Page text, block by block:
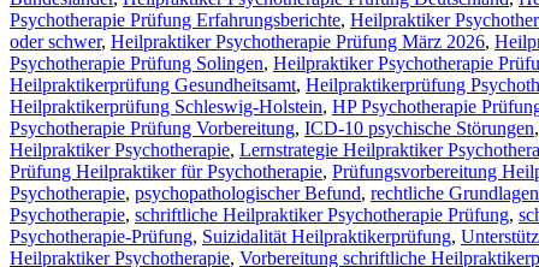
Psychotherapie Prüfung Erfahrungsberichte, Heilpraktiker
oder schwer, Heilpraktiker Psychotherapie Prüfung März 2026,
Psychotherapie Prüfung Solingen, Heilpraktiker Psychotherapie
Heilpraktikerprüfung Gesundheitsamt, Heilpraktikerprüfung
Heilpraktikerprüfung Schleswig-Holstein, HP Psychotherapie
Psychotherapie Prüfung Vorbereitung, ICD-10 psychische Störungen
Heilpraktiker Psychotherapie, Lernstrategie Heilpraktiker
Prüfung Heilpraktiker für Psychotherapie, Prüfungsvorbereitung
Psychotherapie, psychopathologischer Befund, rechtliche
Psychotherapie, schriftliche Heilpraktiker Psychotherapie Prüfung,
Psychotherapie-Prüfung, Suizidalität Heilpraktikerprüfung,
Heilpraktiker Psychotherapie, Vorbereitung schriftliche